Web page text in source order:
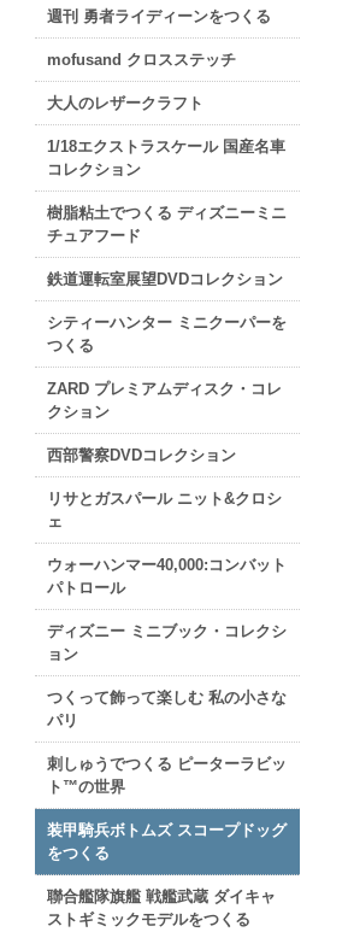
週刊 勇者ライディーンをつくる
mofusand クロスステッチ
大人のレザークラフト
1/18エクストラスケール 国産名車
コレクション
樹脂粘土でつくる ディズニーミニ
チュアフード
鉄道運転室展望DVDコレクション
シティーハンター ミニクーパーを
つくる
ZARD プレミアムディスク・コレ
クション
西部警察DVDコレクション
リサとガスパール ニット&クロシ
ェ
ウォーハンマー40,000:コンバット
パトロール
ディズニー ミニブック・コレクシ
ョン
つくって飾って楽しむ 私の小さな
パリ
刺しゅうでつくる ピーターラビッ
ト™の世界
装甲騎兵ボトムズ スコープドッグ
をつくる
聯合艦隊旗艦 戦艦武蔵 ダイキャ
ストギミックモデルをつくる